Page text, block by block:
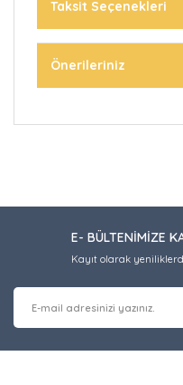
Taksit Seçenekleri
Önerileriniz
E- BÜLTENİMİZE
Kayıt olarak